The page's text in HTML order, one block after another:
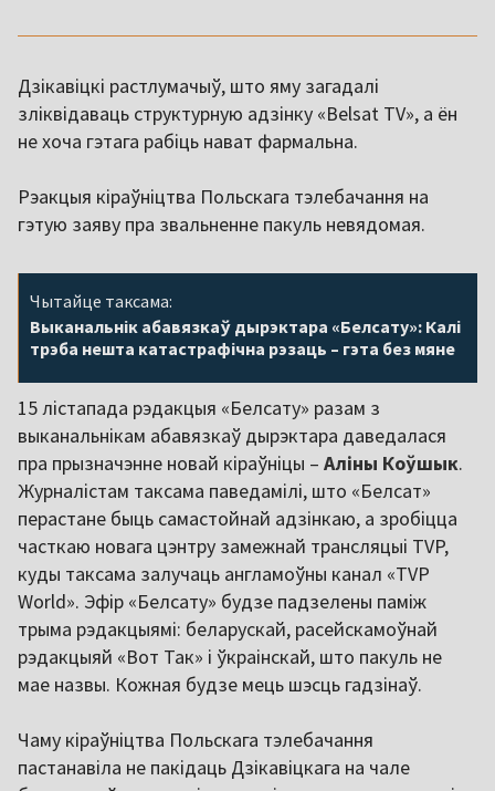
Дзікавіцкі растлумачыў, што яму загадалі
зліквідаваць структурную адзінку «Belsat TV», а ён
не хоча гэтага рабіць нават фармальна.
Рэакцыя кіраўніцтва Польскага тэлебачання на
гэтую заяву пра звальненне пакуль невядомая.
Чытайце таксама:
Выканальнік абавязкаў дырэктара «Белсату»: Калі
трэба нешта катастрафічна рэзаць – гэта без мяне
15 лістапада рэдакцыя «Белсату» разам з
выканальнікам абавязкаў дырэктара даведалася
пра прызначэнне новай кіраўніцы – Аліны Коўшык.
Журналістам таксама паведамілі, што «Белсат»
перастане быць самастойнай адзінкаю, а зробіцца
часткаю новага цэнтру замежнай трансляцыі TVP,
куды таксама залучаць англамоўны канал «TVP
World». Эфір «Белсату» будзе падзелены паміж
трыма рэдакцыямі: беларускай, расейскамоўнай
рэдакцыяй «Вот Так» і ўкраінскай, што пакуль не
мае назвы. Кожная будзе мець шэсць гадзінаў.
Чаму кіраўніцтва Польскага тэлебачання
пастанавіла не пакідаць Дзікавіцкага на чале